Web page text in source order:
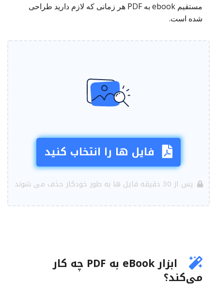
مستقیم ebook به PDF هر زمانی که لازم دارید طراحی
شده است.
فایل ها را انتخاب کنید
پس از 30 دقیقه فایل ها به طور خودکار حذف می شوند
ابزار eBook به PDF چه کار
می‌کند؟